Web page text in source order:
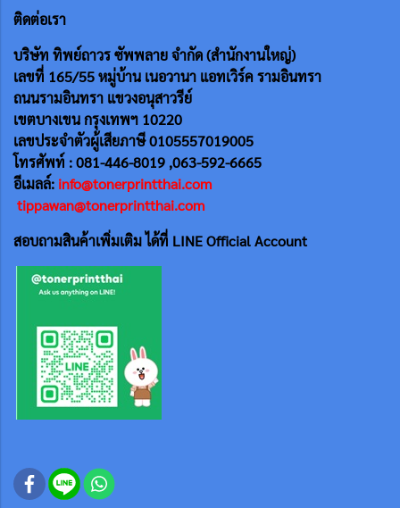
ติดต่อเรา
บริษัท ทิพย์ถาวร ซัพพลาย จำกัด (สำนักงานใหญ่)
เลขที่ 165/55หมู่บ้าน เนอวานา แอทเวิร์ค รามอินทรา
ถนนรามอินทรา แขวงอนุสาวรีย์
เขตบางเขน กรุงเทพฯ 10220
เลขประจำตัวผู้เสียภาษี 0105557019005
โทรศัพท์ : 081-446-8019 ,063-592-6665
อีเมลล์: info@tonerprintthai.com
tippawan@tonerprintthai.com
สอบถามสินค้าเพิ่มเติม ได้ที่ LINE Official Account